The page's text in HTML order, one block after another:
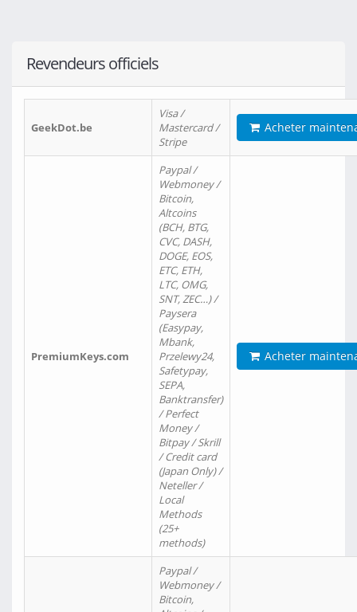
Revendeurs officiels
GeekDot.be
Visa /
Mastercard /
Stripe
Acheter
PremiumKeys.com
Paypal /
Webmoney /
Bitcoin,
Altcoins
(BCH, BTG,
CVC, DASH,
DOGE, EOS,
ETC, ETH,
LTC, OMG,
SNT, ZEC…) /
Paysera
(Easypay,
Mbank,
Przelewy24,
Safetypay,
SEPA,
Banktransfer)
/ Perfect
Money /
Bitpay / Skrill
/ Credit card
(Japan Only) /
Neteller /
Local
Methods
(25+
methods)
Acheter
Paypal /
Webmoney /
Bitcoin,